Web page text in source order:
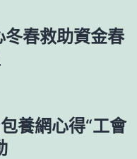
春救助資金春
養網心得“工會